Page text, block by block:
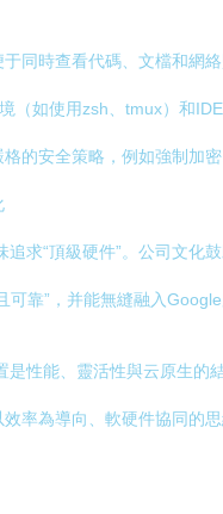
于同時查看代碼、文檔和網絡
（如使用zsh、tmux）和
格的安全策略，例如強制加
求“頂級硬件”。公司文化
靠”，并能無縫融入Google
性能、靈活性與云原生的
率為導向、軟硬件協同的思